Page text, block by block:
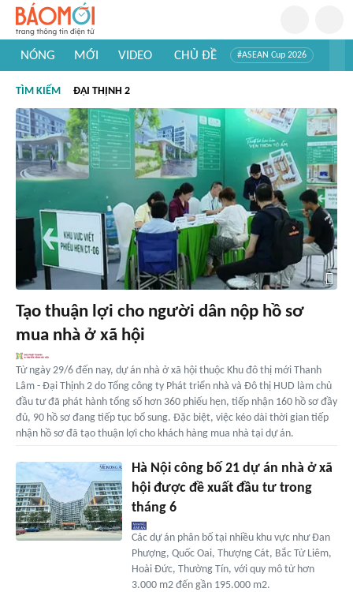
NÓNG MỚI VIDEO CHỦ ĐỀ #ASEAN Cup 2026
#Khám phá thế giới
TÌM KIẾM ĐẠI THỊNH 2
Tạo thuận lợi cho người dân nộp hồ sơ
mua nhà ở xã hội
Từ ngày 29/6 đến nay, dự án nhà ở xã hội thuộc Khu đô thị mới Thanh
Lâm - Đại Thịnh 2 do Tổng công ty Phát triển nhà và Đô thị HUD làm chủ
đầu tư đã phát hành tổng số hơn 360 phiếu hẹn, tiếp nhận 160 hồ sơ đầy
đủ, 90 hồ sơ đang tiếp tục bổ sung. Đặc biệt, việc kéo dài thời gian tiếp
nhận hồ sơ đã tạo thuận lợi cho khách hàng mua nhà tại dự án.
Hà Nội công bố 21 dự án nhà ở xã
hội được đề xuất đầu tư trong
tháng 6
Các dự án phân bố tại nhiều khu vực như Đan
Phượng, Quốc Oai, Thượng Cát, Bắc Từ Liêm,
Hoài Đức, Thường Tín, với quy mô từ hơn
3.000 m2 đến gần 195.000 m2.